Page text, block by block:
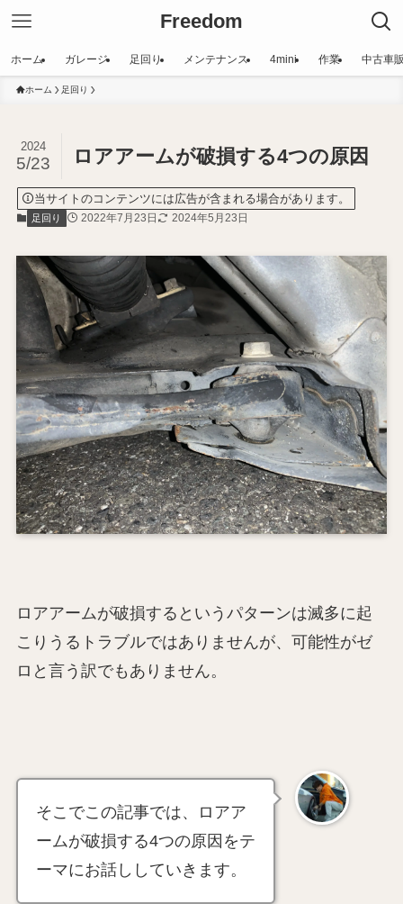
Freedom
ホーム ガレージ 足回り メンテナンス 4mini 作業 中古車
ホーム 足回り
ロアアームが破損する4つの原因
2024
5/23
当サイトのコンテンツには広告が含まれる場合があります。
足回り 2022年7月23日 2024年5月23日
ロアアームが破損するというパターンは滅多に起
こりうるトラブルではありませんが、可能性がゼ
ロと言う訳でもありません。
そこでこの記事では、ロアア
ームが破損する4つの原因をテ
ーマにお話ししていきます。